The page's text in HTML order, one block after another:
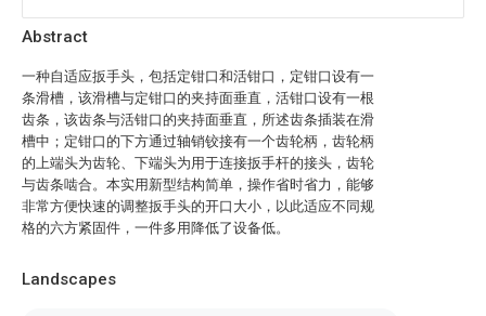
Abstract
一种自适应扳手头，包括定钳口和活钳口，定钳口设有一
条滑槽，该滑槽与定钳口的夹持面垂直，活钳口设有一根
齿条，该齿条与活钳口的夹持面垂直，所述齿条插装在滑
槽中；定钳口的下方通过轴销铰接有一个齿轮柄，齿轮柄
的上端头为齿轮、下端头为用于连接扳手杆的接头，齿轮
与齿条啮合。本实用新型结构简单，操作省时省力，能够
非常方便快速的调整扳手头的开口大小，以此适应不同规
格的六方紧固件，一件多用降低了设备低。
Landscapes